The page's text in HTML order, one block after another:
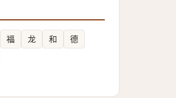
福 龙 和
德